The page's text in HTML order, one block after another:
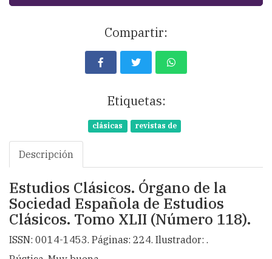
Compartir:
Etiquetas:
clásicas revistas de
Descripción
Estudios Clásicos. Órgano de la
Sociedad Española de Estudios
Clásicos. Tomo XLII (Número 118).
ISSN: 0014-1453. Páginas: 224. Ilustrador: .